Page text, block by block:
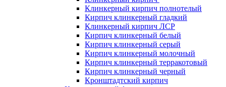
Клинкерный кирпич полнотелый
Кирпич клинкерный гладкий
Клинкерный кирпич ЛСР
Кирпич клинкерный белый
Кирпич клинкерный серый
Кирпич клинкерный молочный
Кирпич клинкерный терракотовый
Кирпич клинкерный черный
Кронштадтский кирпич